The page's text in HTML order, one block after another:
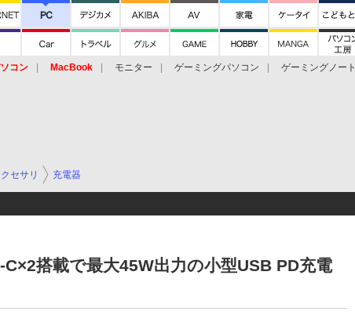
コン MacBook モニター ゲーミングパソコン ゲーミングノート
セサリ 充電器
C×2搭載で最大45W出力の小型USB PD充電